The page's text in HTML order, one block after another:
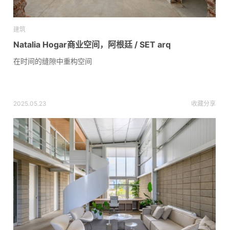
建筑
Natalia Hogar商业空间，阿根廷 / SET arq
在时间的缝隙中重构空间
2025.05.23 收藏分享